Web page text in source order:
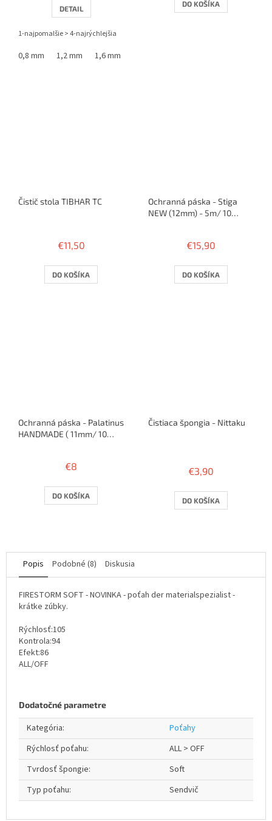
1,0
z
hviezdičiek.
DETAIL
1-najpomalšie > 4-najrýchlejšia
0,8 mm 1,2 mm 1,6 mm
DO KOŠÍKA
Čistič stola TIBHAR TC
€11,50
DO KOŠÍKA
Ochranná páska - Stiga
NEW (12mm) - 5m/ 10
€15,90
DO KOŠÍKA
Ochranná páska - Palatinus
HANDMADE ( 11mm/ 10
€8
DO KOŠÍKA
Čistiaca špongia - Nittaku
produktu
4,0
z
€3,90
DO KOŠÍKA
Popis Podobné (8) Diskusia
FIRESTORM SOFT - NOVINKA - poťah der materialspezialist -
krátke zúbky.
Rýchlosť:105
Kontrola:94
Efekt:86
ALL/OFF
Dodatočné parametre
Kategória:
Poťahy
Rýchlosť poťahu:
ALL > OFF
Tvrdosť špongie:
Soft
Typ poťahu: Sendvič